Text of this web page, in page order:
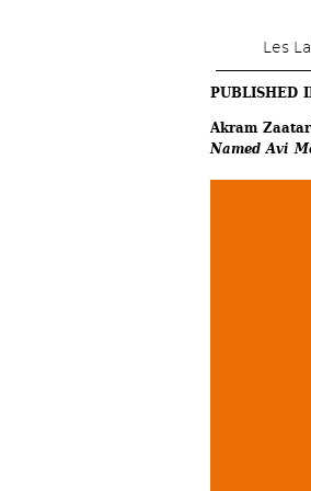
Les
PUBLISHED
Akram
Named Avi